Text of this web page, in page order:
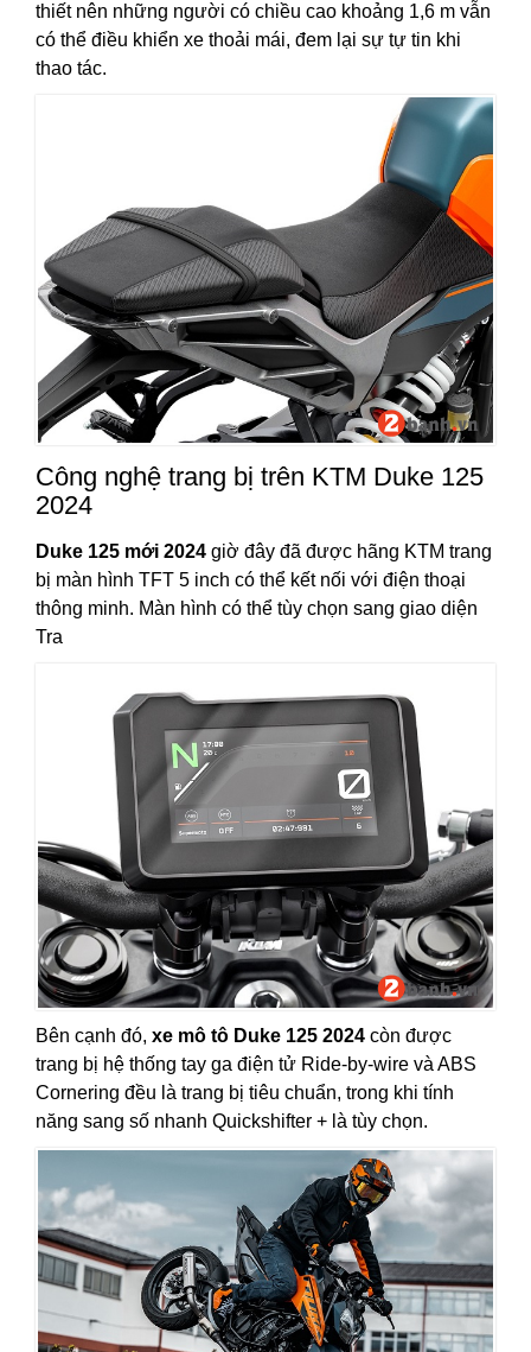
thiết nên những người có chiều cao khoảng 1,6 m vẫn
có thể điều khiển xe thoải mái, đem lại sự tự tin khi
thao tác.
Công nghệ trang bị trên KTM Duke 125
2024
Duke 125 mới 2024 giờ đây đã được hãng KTM trang
bị màn hình TFT 5 inch có thể kết nối với điện thoại
thông minh. Màn hình có thể tùy chọn sang giao diện
Tra
Bên cạnh đó, xe mô tô Duke 125 2024 còn được
trang bị hệ thống tay ga điện tử Ride-by-wire và ABS
Cornering đều là trang bị tiêu chuẩn, trong khi tính
năng sang số nhanh Quickshifter + là tùy chọn.